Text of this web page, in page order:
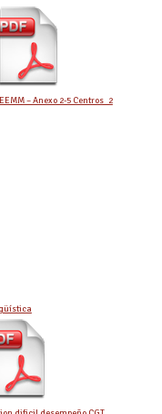
– Anexo 2-5 Centros_2